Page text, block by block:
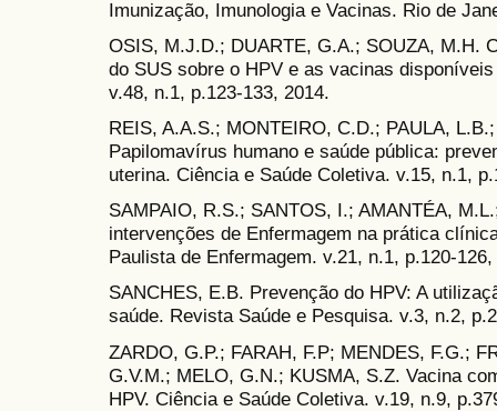
Imunização, Imunologia e Vacinas. Rio de
OSIS, M.J.D.; DUARTE, G.A.; SOUZA, M.H.
do SUS sobre o HPV e as vacinas
v.48, n.1, p.123-133, 2014.
REIS, A.A.S.; MONTEIRO, C.D.; PAULA,
Papilomavírus humano e saúde pública:
uterina. Ciência e Saúde Coletiva. v.15, n.1,
SAMPAIO, R.S.; SANTOS, I.; AMANTÉA,
intervenções de Enfermagem na prática
Paulista de Enfermagem. v.21, n.1, p.120-126,
SANCHES, E.B. Prevenção do HPV: A
saúde. Revista Saúde e Pesquisa. v.3, n.2,
ZARDO, G.P.; FARAH, F.P; MENDES, F.G.;
G.V.M.; MELO, G.N.; KUSMA, S.Z. Vacina
HPV. Ciência e Saúde Coletiva. v.19, n.9,